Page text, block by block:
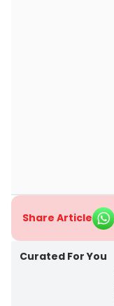
Share Article
Curated For You